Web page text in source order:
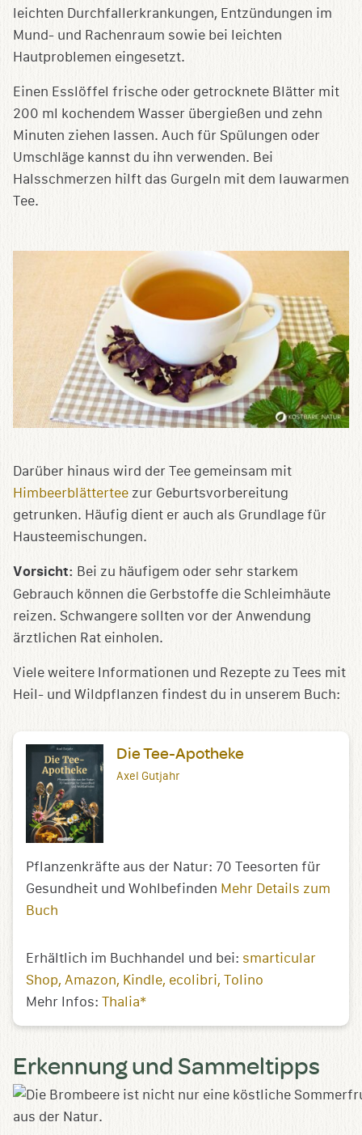
leichten Durchfallerkrankungen, Entzündungen im
Mund- und Rachenraum sowie bei leichten
Hautproblemen eingesetzt.
Einen Esslöffel frische oder getrocknete Blätter mit
200 ml kochendem Wasser übergießen und zehn
Minuten ziehen lassen. Auch für Spülungen oder
Umschläge kannst du ihn verwenden. Bei
Halsschmerzen hilft das Gurgeln mit dem lauwarmen
Tee.
Darüber hinaus wird der Tee gemeinsam mit
Himbeerblättertee zur Geburtsvorbereitung
getrunken. Häufig dient er auch als Grundlage für
Hausteemischungen.
Vorsicht: Bei zu häufigem oder sehr starkem
Gebrauch können die Gerbstoffe die Schleimhäute
reizen. Schwangere sollten vor der Anwendung
ärztlichen Rat einholen.
Viele weitere Informationen und Rezepte zu Tees mit
Heil- und Wildpflanzen findest du in unserem Buch:
Die Tee-Apotheke
Axel Gutjahr
Pflanzenkräfte aus der Natur: 70 Teesorten für
Gesundheit und Wohlbefinden Mehr Details zum
Buch
Erhältlich im Buchhandel und bei: smarticular
Shop Amazon Kindle ecolibri Tolino
Mehr Infos: Thalia*
Erkennung und Sammeltipps